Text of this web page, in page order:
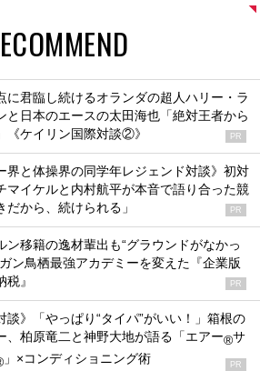
に君臨し続けるオランダの超人ハリー・ラ
と日本のエースの太田海也「絶対王者から
《ケイリン国際対談②》
PR
界と体操界の同学年レジェンド対談》初対
マイケルと内村航平が本音で語り合った競
だから、続けられる」
PR
ン移籍の逸材輩出も“グラウンドがなかっ
ン鳥栖最強アカデミーを変えた『企業版
』
PR
談》「やっぱり“タイパ”がいい！」箱根の
、柏原竜二と神野大地が語る「エアー®サ
」×コンディショニング術 PR